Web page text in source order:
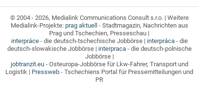
© 2004 - 2026, Medialink Communications Consult s.r.o. | Weitere
Medialink-Projekte: prag aktuell - Stadtmagazin, Nachrichten aus
Prag und Tschechien, Presseschau |
interpráce- die deutsch-tschechische Jobbörse | interpráca- die
deutsch-slowakische Jobbörse | interpraca- die deutsch-polnische
Jobbörse |
jobtranzit.eu- Osteuropa-Jobbörse für Lkw-Fahrer, Transport und
Logistik | Pressweb - Tschechiens Portal für Pressemitteilungen und
PR